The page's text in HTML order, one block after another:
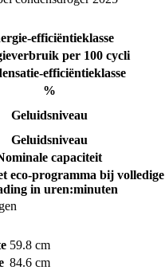
efficiëntieklasse
per 100 cycli
efficiëntieklasse
%
Geluidsniveau
Geluidsniveau
capaciteit
eco-programma bij volledige
in uren:minuten
59.8 cm
84.6 cm